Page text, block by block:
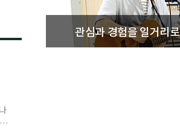
관심과 경험을 일거리